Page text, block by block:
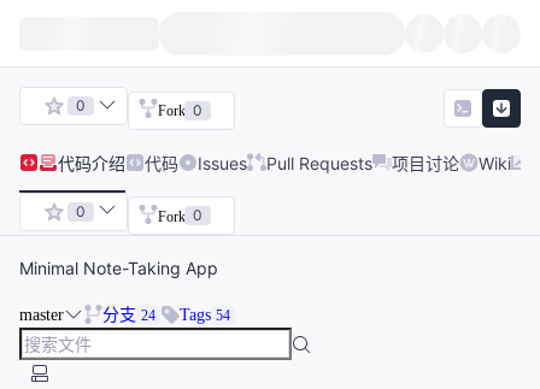
0 Fork 0
代码介绍 代码 Issues Pull Requests 项目讨论 Wiki
0 Fork 0
Minimal Note-Taking App
master 分支 24 Tags 54